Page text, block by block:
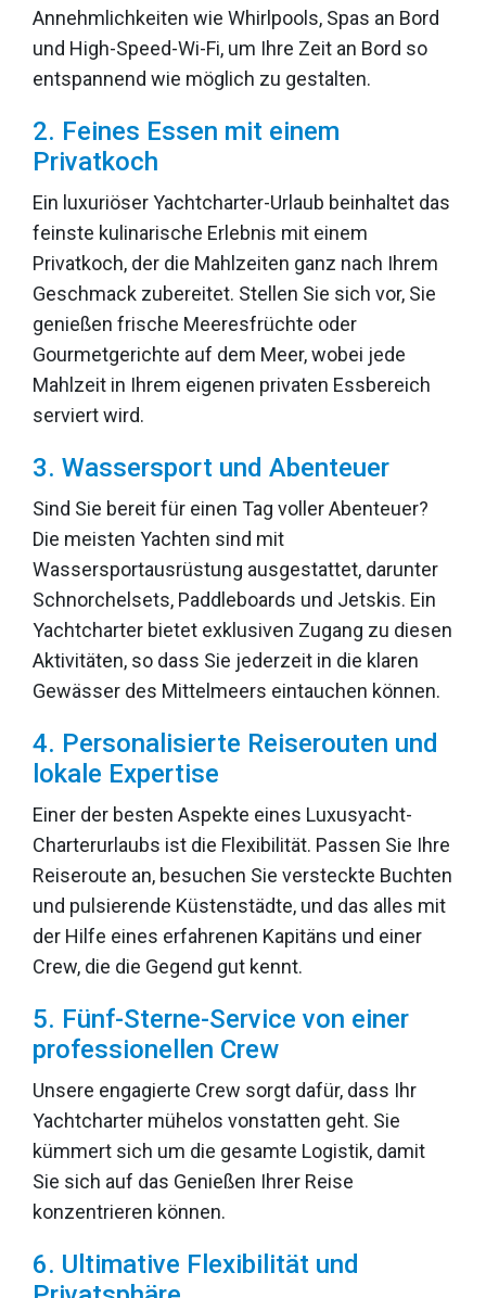
Annehmlichkeiten wie Whirlpools, Spas an Bord
und High-Speed-Wi-Fi, um Ihre Zeit an Bord so
entspannend wie möglich zu gestalten.
2. Feines Essen mit einem
Privatkoch
Ein luxuriöser Yachtcharter-Urlaub beinhaltet das
feinste kulinarische Erlebnis mit einem
Privatkoch, der die Mahlzeiten ganz nach Ihrem
Geschmack zubereitet. Stellen Sie sich vor, Sie
genießen frische Meeresfrüchte oder
Gourmetgerichte auf dem Meer, wobei jede
Mahlzeit in Ihrem eigenen privaten Essbereich
serviert wird.
3. Wassersport und Abenteuer
Sind Sie bereit für einen Tag voller Abenteuer?
Die meisten Yachten sind mit
Wassersportausrüstung ausgestattet, darunter
Schnorchelsets, Paddleboards und Jetskis. Ein
Yachtcharter bietet exklusiven Zugang zu diesen
Aktivitäten, so dass Sie jederzeit in die klaren
Gewässer des Mittelmeers eintauchen können.
4. Personalisierte Reiserouten und
lokale Expertise
Einer der besten Aspekte eines Luxusyacht-
Charterurlaubs ist die Flexibilität. Passen Sie Ihre
Reiseroute an, besuchen Sie versteckte Buchten
und pulsierende Küstenstädte, und das alles mit
der Hilfe eines erfahrenen Kapitäns und einer
Crew, die die Gegend gut kennt.
5. Fünf-Sterne-Service von einer
professionellen Crew
Unsere engagierte Crew sorgt dafür, dass Ihr
Yachtcharter mühelos vonstatten geht. Sie
kümmert sich um die gesamte Logistik, damit
Sie sich auf das Genießen Ihrer Reise
konzentrieren können.
6. Ultimative Flexibilität und